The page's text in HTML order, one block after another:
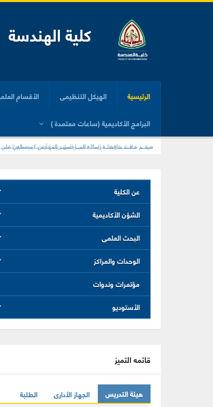
كلية الهندسة
الرئيسية الهيكل التنظيمى الأقسام
البرامج الأكاديمية (ساعات معتمدة )
سيتــم عـقــد مناقشــة رسالـة المــاجستيـر المهندس / مصطفي
عـقــد مناقشــة رسالـة المــاجستيـر المهندسة / أية سليم صالح
عن الكلية
الشؤن الأكاديمية
البحث العلمى
الوحدات والمراكز
مؤتمرات وندوات
الأستوديو
قائمه التميز
هيئة التدريس الجهاز الأدارى الطلبة